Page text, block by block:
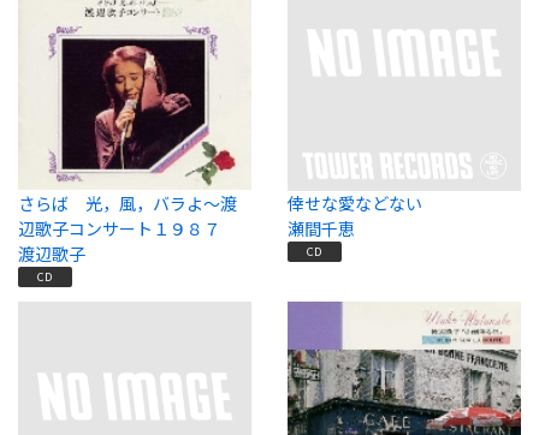
さらば 光，風，バラよ～渡
辺歌子コンサート１９８７
渡辺歌子
CD
倖せな愛などない
瀬間千恵
CD